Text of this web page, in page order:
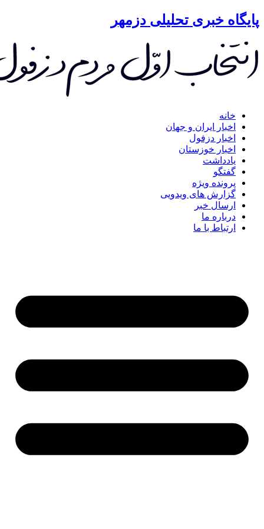
خبری تحلیلی دزمهر
خانه
اخبار ایران و جهان
اخبار دزفول
اخبار خوزستان
یادداشت
گفتگو
پرونده ویژه
گزارش های ویدویی
ارسال خبر
درباره ما
ارتباط با ما